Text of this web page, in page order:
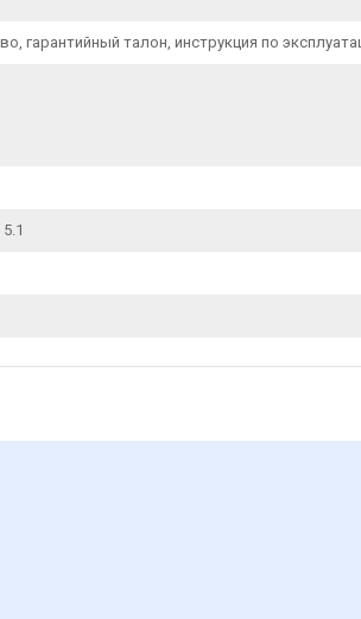
гарантийный талон, инструкция по